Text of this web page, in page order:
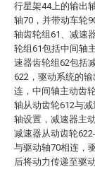
行星架44上的输出
轴70，并带动车轮
轴齿轮组61、减速
轮组61包括中间轴
速器齿轮组62包括
622，驱动系统的
连，中间轴主动齿
轴从动齿轮612与
轴设置，减速器主
减速器从动齿轮
与驱动轴70相连，
后将动力传递至驱